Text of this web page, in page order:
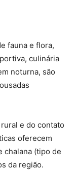
fauna e flora,
culinária
noturna, são
e do contato
oferecem
chalana (tipo de
da região.